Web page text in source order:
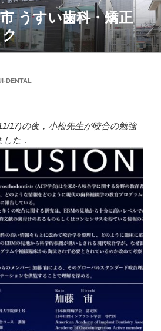
うすい歯科・矯正
DENTAL
17)の夜，小松先生が咬合の勉強
た．